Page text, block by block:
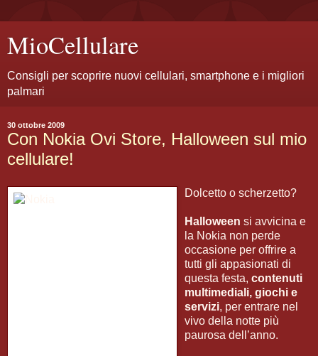
MioCellulare
Consigli per scoprire nuovi cellulari, smartphone e i migliori
palmari
30 ottobre 2009
Con Nokia Ovi Store, Halloween sul mio
cellulare!
Dolcetto o scherzetto?
Halloween si avvicina e
la Nokia non perde
occasione per offrire a
tutti gli appasionati di
questa festa, contenuti
multimediali, giochi e
servizi, per entrare nel
vivo della notte più
paurosa dell’anno.